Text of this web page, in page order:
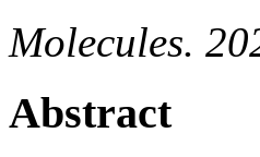
Molecules.
Abstract